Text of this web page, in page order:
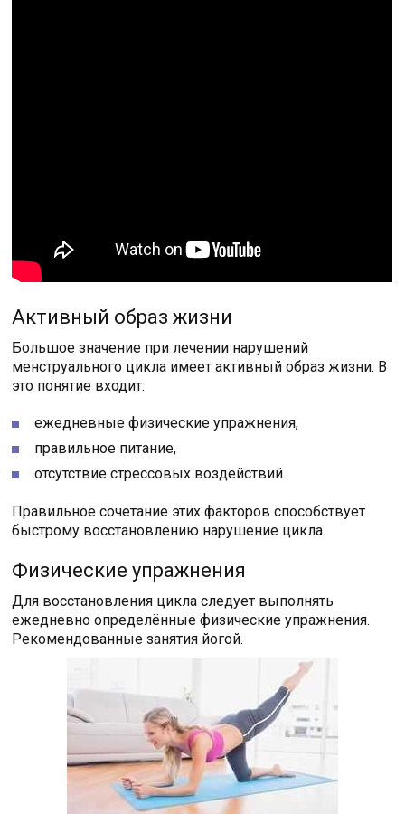
Активный образ жизни
Большое значение при лечении нарушений
менструального цикла имеет активный образ жизни. В
это понятие входит:
ежедневные физические упражнения,
правильное питание,
отсутствие стрессовых воздействий.
Правильное сочетание этих факторов способствует
быстрому восстановлению нарушение цикла.
Физические упражнения
Для восстановления цикла следует выполнять
ежедневно определённые физические упражнения.
Рекомендованные занятия йогой.